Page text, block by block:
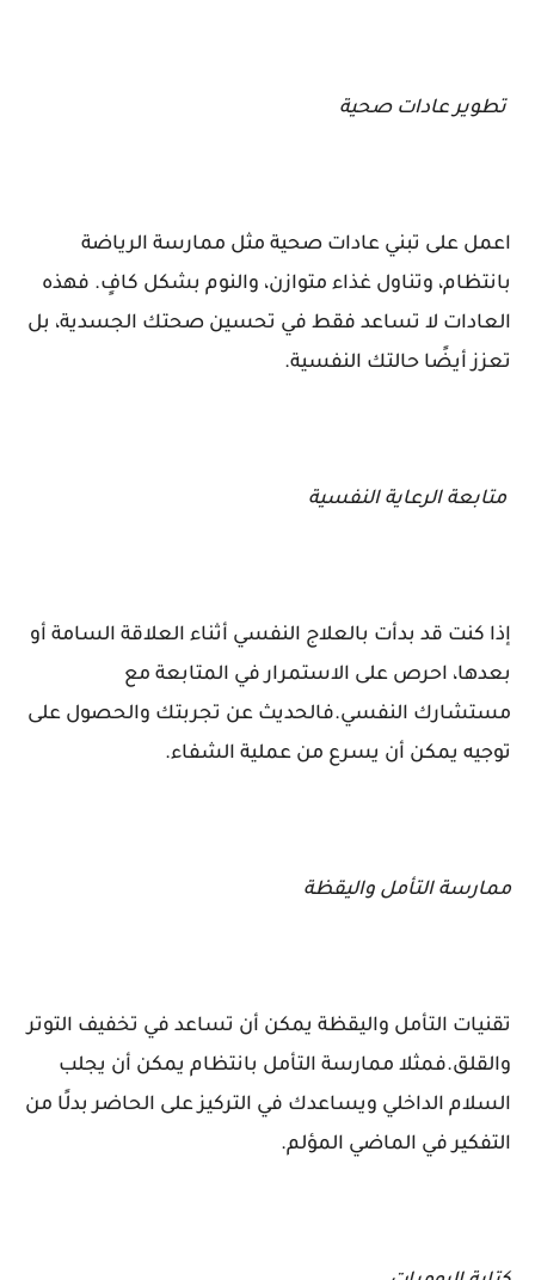
تطوير عادات صحية
اعمل على تبني عادات صحية مثل ممارسة الرياضة
بانتظام، وتناول غذاء متوازن، والنوم بشكل كافٍ. فهذه
العادات لا تساعد فقط في تحسين صحتك الجسدية، بل
تعزز أيضًا حالتك النفسية.
متابعة الرعاية النفسية
إذا كنت قد بدأت بالعلاج النفسي أثناء العلاقة السامة أو
بعدها، احرص على الاستمرار في المتابعة مع
مستشارك النفسي.فالحديث عن تجربتك والحصول على
توجيه يمكن أن يسرع من عملية الشفاء.
ممارسة التأمل واليقظة
تقنيات التأمل واليقظة يمكن أن تساعد في تخفيف التوتر
والقلق.فمثلا ممارسة التأمل بانتظام يمكن أن يجلب
السلام الداخلي ويساعدك في التركيز على الحاضر بدلًا من
التفكير في الماضي المؤلم.